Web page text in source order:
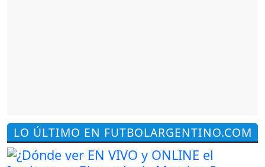
LO ÚLTIMO EN FUTBOLARGENTINO.COM